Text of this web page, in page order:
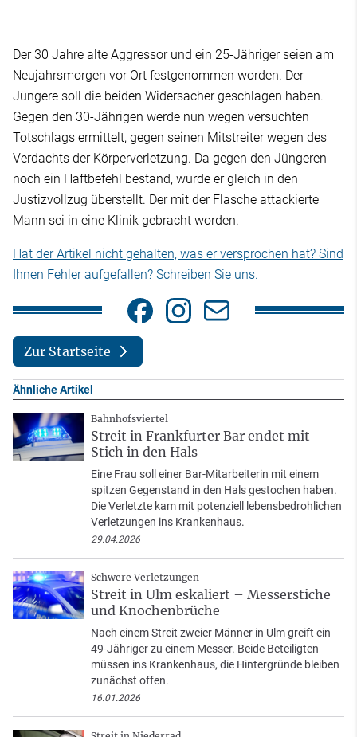
Der 30 Jahre alte Aggressor und ein 25-Jähriger seien am
Neujahrsmorgen vor Ort festgenommen worden. Der
Jüngere soll die beiden Widersacher geschlagen haben.
Gegen den 30-Jährigen werde nun wegen versuchten
Totschlags ermittelt, gegen seinen Mitstreiter wegen des
Verdachts der Körperverletzung. Da gegen den Jüngeren
noch ein Haftbefehl bestand, wurde er gleich in den
Justizvollzug überstellt. Der mit der Flasche attackierte
Mann sei in eine Klinik gebracht worden.
Hat der Artikel nicht gehalten, was er versprochen hat? Sind
Ihnen Fehler aufgefallen? Schreiben Sie uns.
Zur Startseite
Ähnliche Artikel
Bahnhofsviertel
Streit in Frankfurter Bar endet mit
Stich in den Hals
Eine Frau soll einer Bar-Mitarbeiterin mit einem
spitzen Gegenstand in den Hals gestochen haben.
Die Verletzte kam mit potenziell lebensbedrohlichen
Verletzungen ins Krankenhaus.
29.04.2026
Schwere Verletzungen
Streit in Ulm eskaliert – Messerstiche
und Knochenbrüche
Nach einem Streit zweier Männer in Ulm greift ein
49-Jähriger zu einem Messer. Beide Beteiligten
müssen ins Krankenhaus, die Hintergründe bleiben
zunächst offen.
16.01.2026